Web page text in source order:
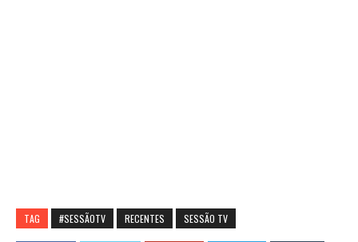
TAG #SESSÃOTV RECENTES SESSÃO TV